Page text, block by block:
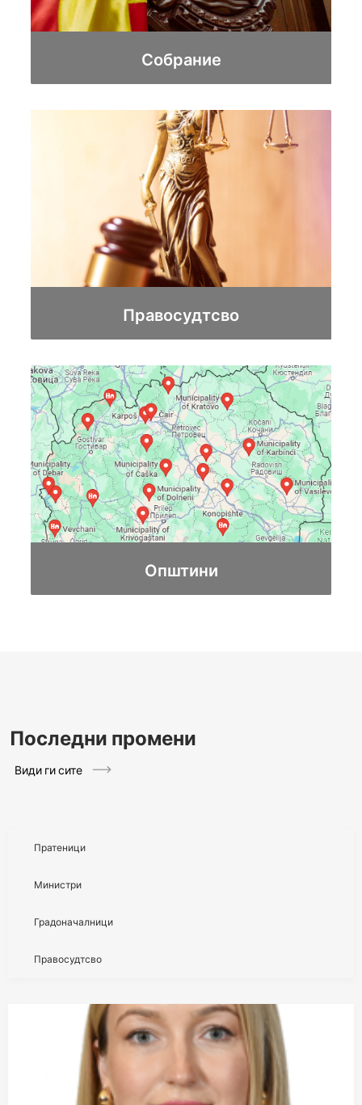
Собрание
Правосудтсво
Општини
Последни промени
Види ги сите
Пратеници
Министри
Градоначалници
Правосудтсво